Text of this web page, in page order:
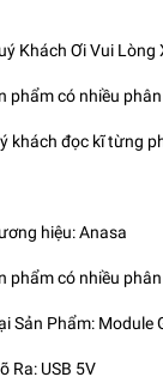
Khách Ơi Vui Lòng
phẩm có nhiều
khách đọc kĩ từng
hiệu: Anasa
phẩm có nhiều
Sản Phẩm: Module
Ra: USB 5V